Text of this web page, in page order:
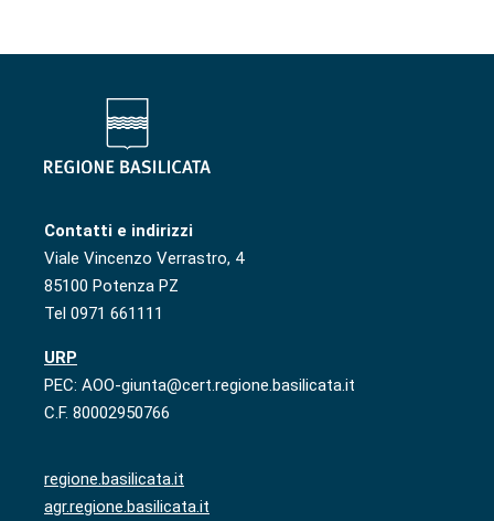
Contatti e indirizzi
Viale Vincenzo Verrastro, 4
85100 Potenza PZ
Tel 0971 661111
URP
PEC: AOO-giunta@cert.regione.basilicata.it
C.F. 80002950766
regione.basilicata.it
agr.regione.basilicata.it